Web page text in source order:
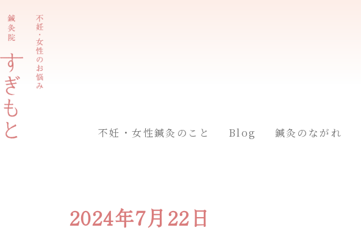
容
ス
キ
ッ
プ
不妊・女性鍼灸のこと Blog 鍼灸のながれ
2024年7月22日